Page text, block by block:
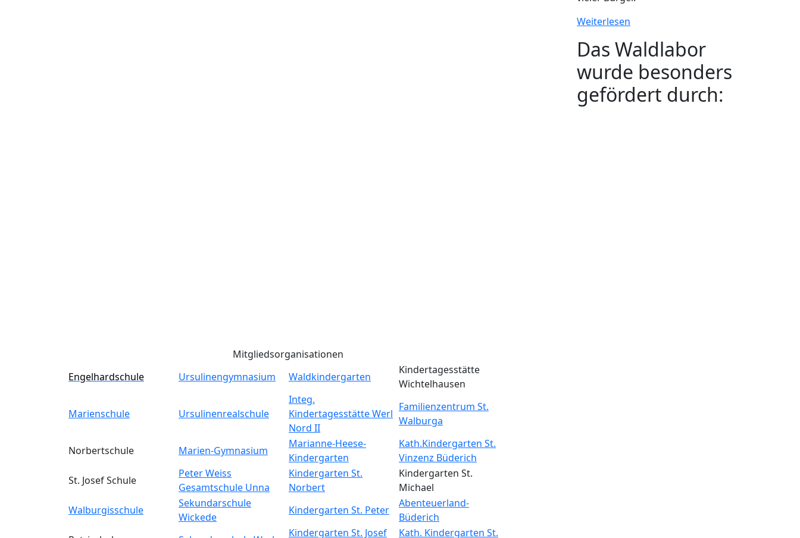
Weiterlesen
Das Waldlabor
wurde besonders
gefördert durch:
Mitgliedsorganisationen
Engelhardschule
Ursulinengymnasium Waldkindergarten
Kindertagesstätte
Wichtelhausen
Marienschule Ursulinenrealschule
Integ.
Kindertagesstätte Werl
Nord II
Familienzentrum St.
Walburga
Norbertschule Marien-Gymnasium
Marianne-Heese-
Kindergarten
Kath.Kindergarten St.
Vinzenz Büderich
St. Josef Schule
Peter Weiss
Gesamtschule Unna
Kindergarten St.
Norbert
Kindergarten St.
Michael
Walburgisschule
Sekundarschule
Wickede
Kindergarten St. Peter
Abenteuerland-
Büderich
Kindergarten St. Josef Kath. Kindergarten St.